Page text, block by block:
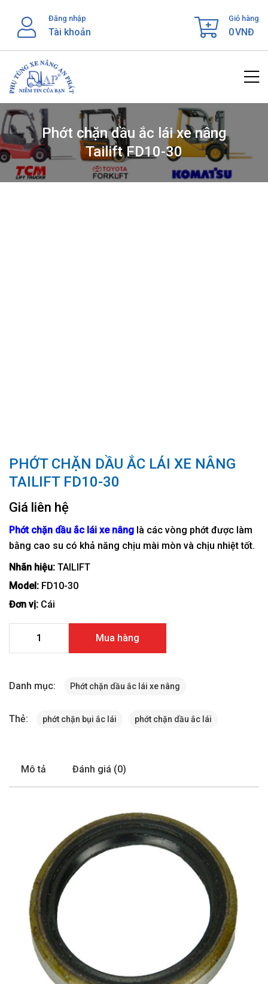
content
Đăng nhập
Tài khoản
Giỏ hàng
0VNĐ
Phớt chặn dầu ắc lái xe nâng
Tailift FD10-30
PHỚT CHẶN DẦU ẮC LÁI XE NÂNG
TAILIFT FD10-30
Giá liên hệ
Phớt chặn dầu ắc lái xe nâng là các vòng phớt được làm
bằng cao su có khả năng chịu mài mòn và chịu nhiệt tốt.
Nhãn hiệu: TAILIFT
Model: FD10-30
Đơn vị: Cái
Mua hàng
Danh mục: Phớt chặn dầu ắc lái xe nâng
Thẻ: phớt chặn bụi ắc lái phớt chặn dầu ắc lái
Mô tả Đánh giá (0)